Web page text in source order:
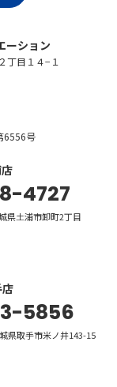
ーション
丁目１４−１
6556号
4727
県土浦市卸町2丁目
5856
県取手市米ノ井143-15